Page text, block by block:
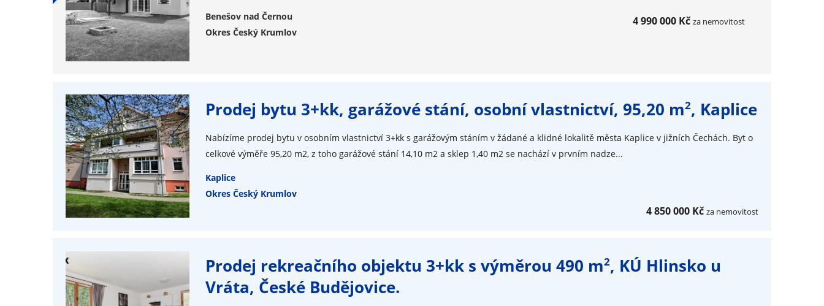
Benešov nad Černou
Okres Český Krumlov
4 990 000 Kčza nemovitost
Prodej bytu 3+kk, garážové stání, osobní vlastnictví, 95,20 m2, Kaplice
Nabízíme prodej bytu v osobním vlastnictví 3+kk s garážovým stáním v žádané a klidné lokalitě města Kaplice v jižních Čechách. Byt o
celkové výměře 95,20 m2, z toho garážové stání 14,10 m2 a sklep 1,40 m2 se nachází v prvním nadze...
Kaplice
Okres Český Krumlov
4 850 000 Kč za nemovitost
Prodej rekreačního objektu 3+kk s výměrou 490 m2, KÚ Hlinsko u
Vráta, České Budějovice.